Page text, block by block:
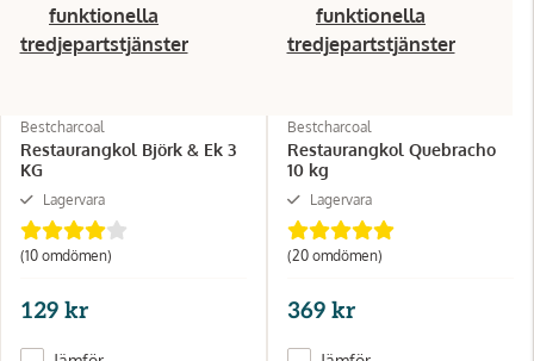
funktionella
tredjepartstjänster
Bestcharcoal
Restaurangkol Björk & Ek 3
KG
Lagervara
(10 omdömen)
129 kr
funktionella
tredjepartstjänster
Bestcharcoal
Restaurangkol Quebracho
10 kg
Lagervara
(20 omdömen)
369 kr